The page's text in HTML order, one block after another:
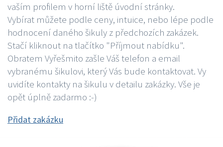
vaším profilem v horní liště úvodní stránky.
Vybírat můžete podle ceny, intuice, nebo lépe podle
hodnocení daného šikuly z předchozích zakázek.
Stačí kliknout na tlačítko "Příjmout nabídku".
Obratem Vyřešmito zašle Váš telefon a email
vybranému šikulovi, který Vás bude kontaktovat. Vy
uvidíte kontakty na šikulu v detailu zakázky. Vše je
opět úplně zadarmo :-)
Přidat zakázku